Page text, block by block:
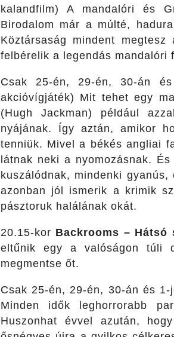
kalandfilm) A mandalóri és
Birodalom már a múlté,
Köztársaság mindent
felbérelik a legendás
Csak 25-én, 29-én, 30-án
akcióvígjáték) Mit tehet egy
(Hugh Jackman) például
nyájának. Így aztán, amikor
tenniük. Mivel a békés angliai
látnak neki a nyomozásnak.
kuszálódnak, mindenki
azonban jól ismerik a krimik
pásztoruk halálának okát.
20.15-kor Backrooms – Hátsó
eltűnik egy a valóságon túli
megmentse őt.
Csak 25-én, 29-én, 30-án és 1-
Minden idők leghorrorabb
Huszonhat évvel azután,